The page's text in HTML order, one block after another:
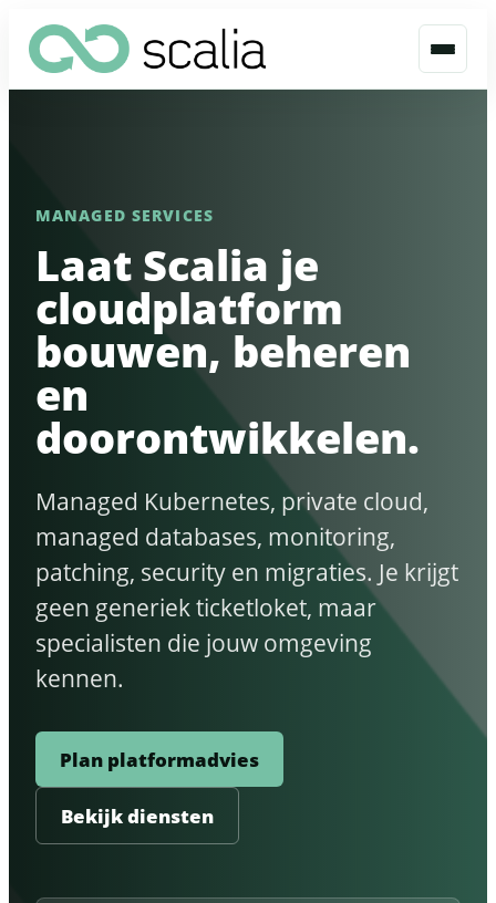
MANAGED SERVICES
Laat Scalia je
cloudplatform
bouwen, beheren
en
doorontwikkelen.
Managed Kubernetes, private cloud,
managed databases, monitoring,
patching, security en migraties. Je krijgt
geen generiek ticketloket, maar
specialisten die jouw omgeving
kennen.
Plan platformadvies
Bekijk diensten